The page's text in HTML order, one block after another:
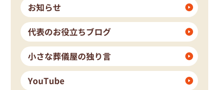
お知らせ
代表のお役立ちブログ
小さな葬儀屋の独り言
YouTube